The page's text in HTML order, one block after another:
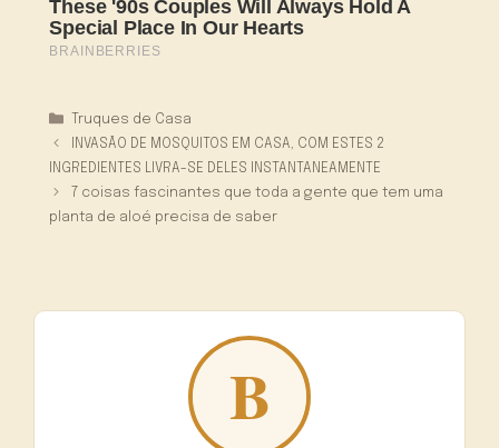
Categorias
Truques de Casa
INVASÃO DE MOSQUITOS EM CASA, COM ESTES 2
INGREDIENTES LIVRA-SE DELES INSTANTANEAMENTE
7 coisas fascinantes que toda a gente que tem uma
planta de aloé precisa de saber